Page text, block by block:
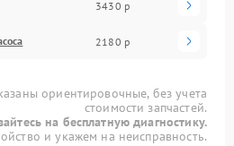
3430 р
2180 р
ориентировочные, без учета
стоимости запчастей.
на бесплатную диагностику.
и укажем на неисправность.